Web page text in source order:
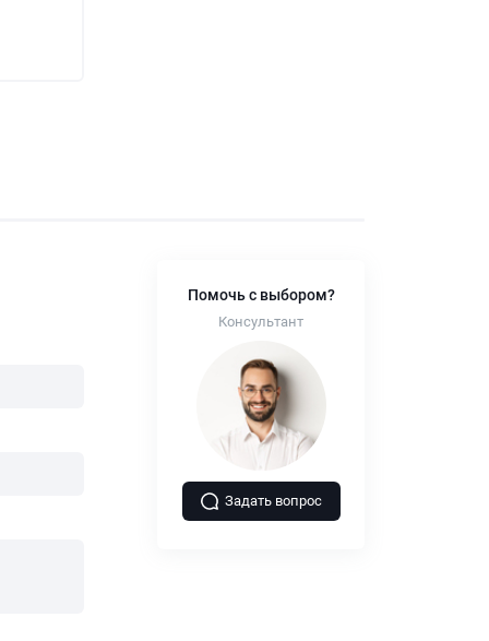
Помочь с выбором?
Консультант
Задать вопрос